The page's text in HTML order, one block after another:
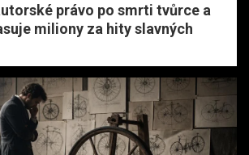
právo po smrti tvůrce a
miliony za hity slavných